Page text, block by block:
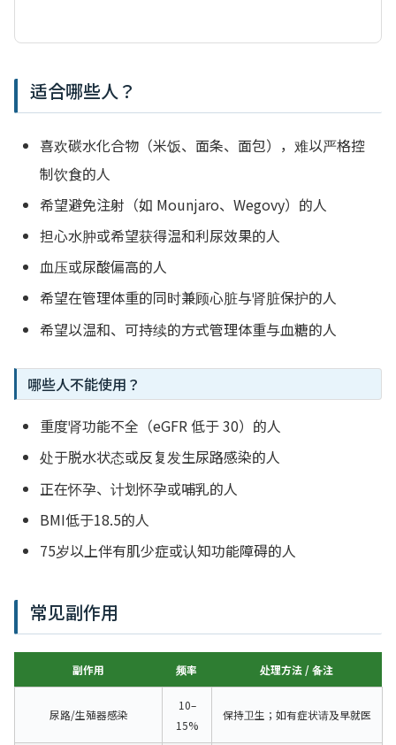
适合哪些人？
喜欢碳水化合物（米饭、面条、面包），难以严格控
制饮食的人
希望避免注射（如 Mounjaro、Wegovy）的人
担心水肿或希望获得温和利尿效果的人
血压或尿酸偏高的人
希望在管理体重的同时兼顾心脏与肾脏保护的人
希望以温和、可持续的方式管理体重与血糖的人
哪些人不能使用？
重度肾功能不全（eGFR 低于 30）的人
处于脱水状态或反复发生尿路感染的人
正在怀孕、计划怀孕或哺乳的人
BMI低于18.5的人
75岁以上伴有肌少症或认知功能障碍的人
常见副作用
副作用 频率 处理方法 / 备注
尿路/生殖器感染
10–
15%
保持卫生；如有症状请及早就医